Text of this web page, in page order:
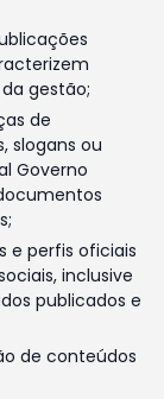
gestão;
de
slogans ou
Governo
e perfis oficiais
inclusive
publicados e
de conteúdos